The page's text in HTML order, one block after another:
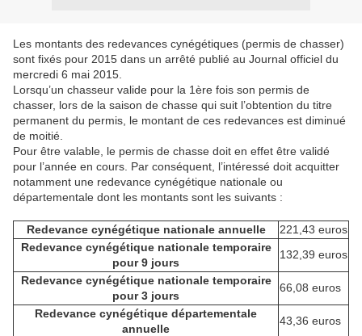
Les montants des redevances cynégétiques (permis de chasser)
sont fixés pour 2015 dans un arrêté publié au Journal officiel du
mercredi 6 mai 2015.
Lorsqu’un chasseur valide pour la 1ère fois son permis de
chasser, lors de la saison de chasse qui suit l’obtention du titre
permanent du permis, le montant de ces redevances est diminué
de moitié.
Pour être valable, le permis de chasse doit en effet être validé
pour l’année en cours. Par conséquent, l’intéressé doit acquitter
notamment une redevance cynégétique nationale ou
départementale dont les montants sont les suivants :
Redevance cynégétique nationale annuelle
221,43 euros
Redevance cynégétique nationale temporaire
pour 9 jours
132,39 euros
Redevance cynégétique nationale temporaire
pour 3 jours
66,08 euros
Redevance cynégétique départementale
annuelle
43,36 euros